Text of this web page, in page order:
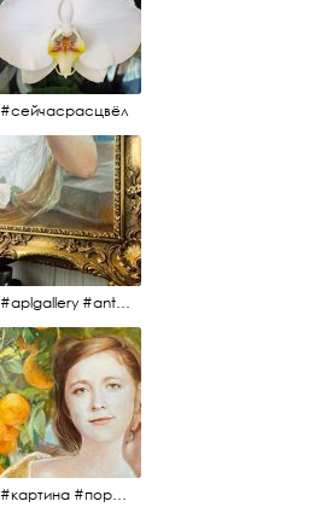
#сейчасрасцвёл
#aplgallery #antiques #painting #portrait #frame #antiqueframe #abundance #fertility #orangetree #антиквариат#картина#фрагмент #живопись #улыбка #девушка #портрет #рама #антикварнаярама #изобилие #плодородие #апельсиновоедерево
#картина #портрет #живопись #апельсиновоедерево # девушка #улыбка #изобилие #плодородие #painting #portrait #abundance #fertility #orangetree #aplgallery